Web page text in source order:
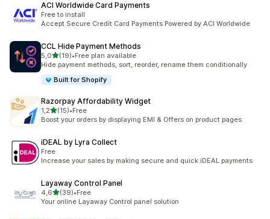
ACI Worldwide Card Payments
Free to install
Accept Secure Credit Card Payments Powered by ACI Worldwide
CCL Hide Payment Methods
5,05 yıldız üzerinden
(19)
toplam 19 değerlendirme
•Free plan available
Hide payment methods, sort, reorder, rename them conditionally
Built for Shopify
Razorpay Affordability Widget
1,25 yıldız üzerinden
(15)
toplam 15 değerlendirme
•Free
Boost your orders by displaying EMI & Offers on product pages
iDEAL by Lyra Collect
Free
Increase your sales by making secure and quick iDEAL payments
Layaway Control Panel
4,65 yıldız üzerinden
(39)
toplam 39 değerlendirme
•Free
Your online Layaway Control panel solution